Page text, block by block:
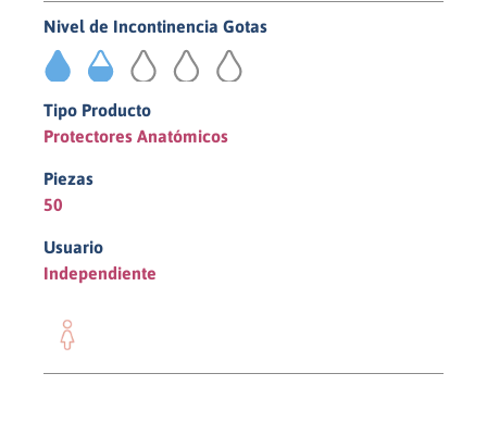
Nivel de Incontinencia Gotas
1,5/5
Tipo Producto
Protectores Anatómicos
Piezas
50
Usuario
Independiente
Mujer